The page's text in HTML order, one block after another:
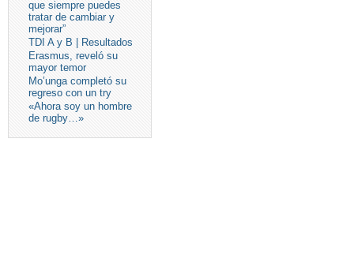
que siempre puedes
tratar de cambiar y
mejorar”
TDI A y B | Resultados
Erasmus, reveló su
mayor temor
Mo’unga completó su
regreso con un try
«Ahora soy un hombre
de rugby…»